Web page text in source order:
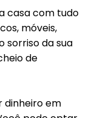
casa com tudo
móveis,
sorriso da sua
de
dinheiro em